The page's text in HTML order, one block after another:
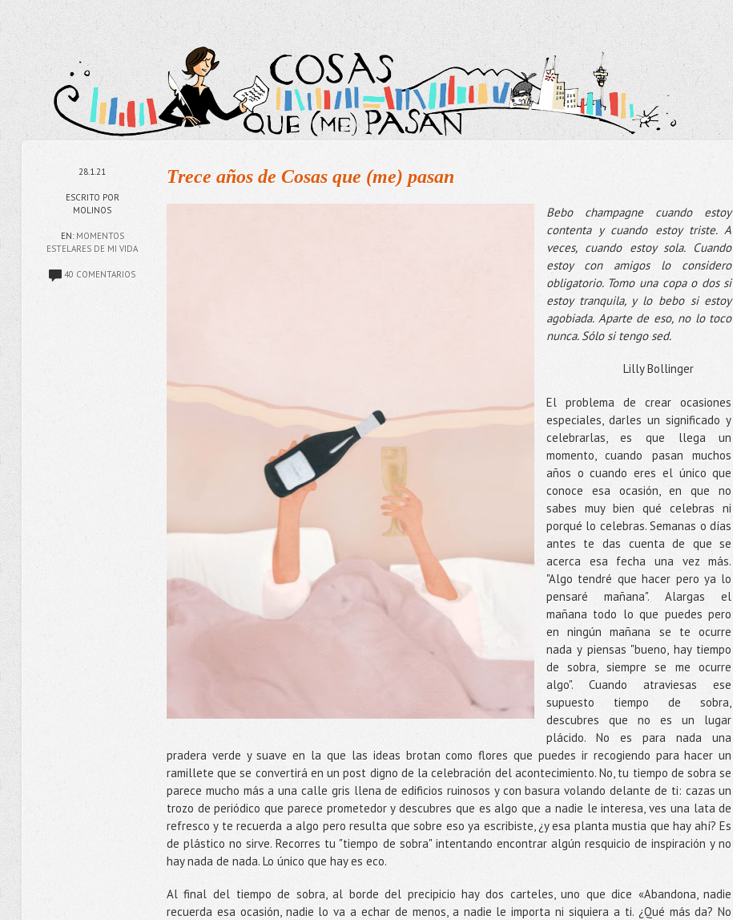
28.1.21
ESCRITO POR
MOLINOS
EN: MOMENTOS
ESTELARES DE MI VIDA
40 COMENTARIOS
Trece años de Cosas que (me) pasan
Bebo champagne cuando estoy
contenta y cuando estoy triste. A
veces, cuando estoy sola. Cuando
estoy con amigos lo considero
obligatorio. Tomo una copa o dos si
estoy tranquila, y lo bebo si estoy
agobiada. Aparte de eso, no lo toco
nunca. Sólo si tengo sed.
Lilly Bollinger
El problema de crear ocasiones
especiales, darles un significado y
celebrarlas, es que llega un
momento, cuando pasan muchos
años o cuando eres el único que
conoce esa ocasión, en que no
sabes muy bien qué celebras ni
porqué lo celebras. Semanas o días
antes te das cuenta de que se
acerca esa fecha una vez más.
"Algo tendré que hacer pero ya lo
pensaré mañana". Alargas el
mañana todo lo que puedes pero
en ningún mañana se te ocurre
nada y piensas "bueno, hay tiempo
de sobra, siempre se me ocurre
algo". Cuando atraviesas ese
supuesto tiempo de sobra,
descubres que no es un lugar
plácido. No es para nada una
pradera verde y suave en la que las ideas brotan como flores que puedes ir recogiendo para hacer un
ramillete que se convertirá en un post digno de la celebración del acontecimiento. No, tu tiempo de sobra se
parece mucho más a una calle gris llena de edificios ruinosos y con basura volando delante de ti: cazas un
trozo de periódico que parece prometedor y descubres que es algo que a nadie le interesa, ves una lata de
refresco y te recuerda a algo pero resulta que sobre eso ya escribiste, ¿y esa planta mustia que hay ahí? Es
de plástico no sirve. Recorres tu "tiempo de sobra" intentando encontrar algún resquicio de inspiración y no
hay nada de nada. Lo único que hay es eco.
Al final del tiempo de sobra, al borde del precipicio hay dos carteles, uno que dice «Abandona, nadie
recuerda esa ocasión, nadie lo va a echar de menos, a nadie le importa ni siquiera a ti. ¿Qué más da? No